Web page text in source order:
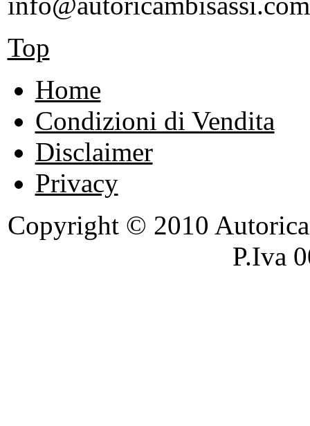
Top
Home
Condizioni di Vendita
Disclaimer
Privacy
Copyright © 2010
P.Iva